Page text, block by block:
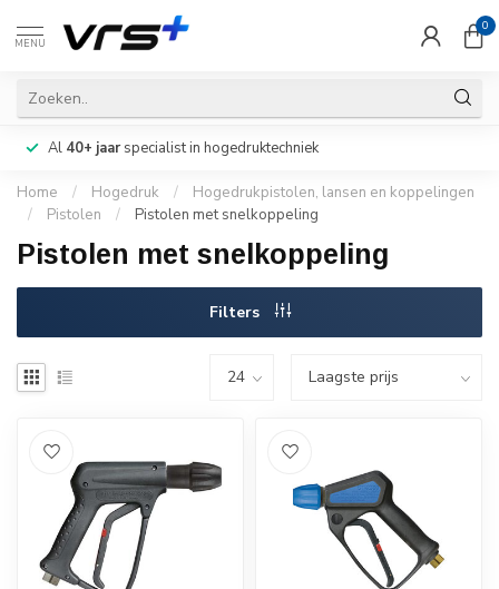
MENU
0
Al 40+ jaarspecialist in hogedruktechniek
Home / Hogedruk /
Hogedrukpistolen, lansen en koppelingen
/
Pistolen / Pistolen met snelkoppeling
Pistolen met snelkoppeling
Filters